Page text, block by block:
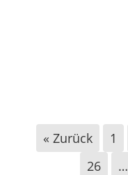
« Zurück 1
26
…